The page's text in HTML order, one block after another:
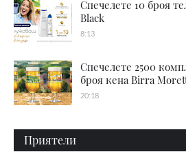
Спечелете 10 броя
Black
8:13
Спечелете 2500
броя кена Birra
20:18
Приятели